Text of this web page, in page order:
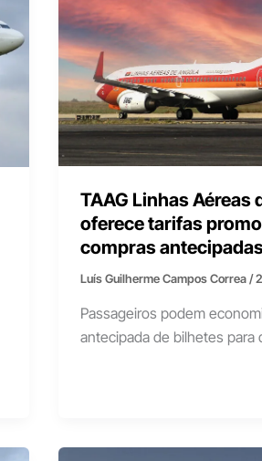
TAAG Linhas Aéreas
oferece tarifas
compras
Luís Guilherme Campos Correa/
Passageiros podem
antecipada de bilhetes para